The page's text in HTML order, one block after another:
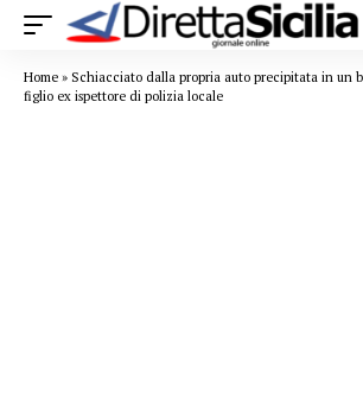
Home » Schiacciato dalla propria auto precipitata in un
figlio ex ispettore di polizia locale